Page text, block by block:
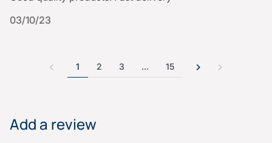
03/10/23
1 2 3 … 15
Add a review